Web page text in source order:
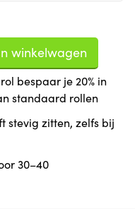
winkelwagen
bespaar je 20% in
standaard rollen
stevig zitten, zelfs bij
30–40